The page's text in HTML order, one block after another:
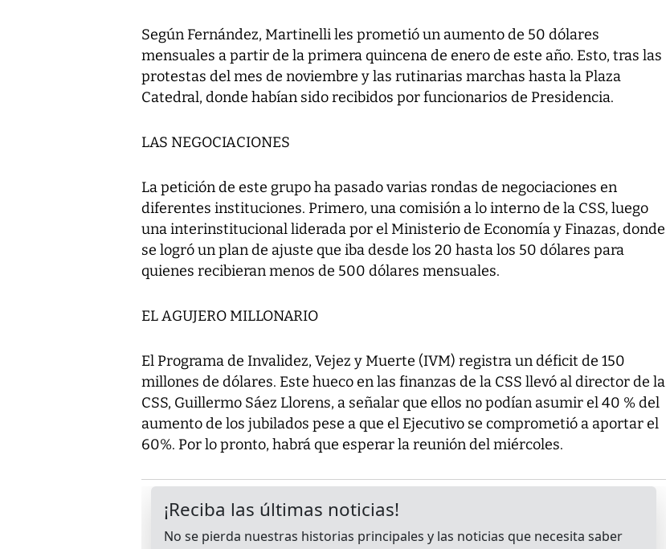
Según Fernández, Martinelli les prometió un aumento de 50 dólares
mensuales a partir de la primera quincena de enero de este año. Esto, tras las
protestas del mes de noviembre y las rutinarias marchas hasta la Plaza
Catedral, donde habían sido recibidos por funcionarios de Presidencia.
LAS NEGOCIACIONES
La petición de este grupo ha pasado varias rondas de negociaciones en
diferentes instituciones. Primero, una comisión a lo interno de la CSS, luego
una interinstitucional liderada por el Ministerio de Economía y Finazas, donde
se logró un plan de ajuste que iba desde los 20 hasta los 50 dólares para
quienes recibieran menos de 500 dólares mensuales.
EL AGUJERO MILLONARIO
El Programa de Invalidez, Vejez y Muerte (IVM) registra un déficit de 150
millones de dólares. Este hueco en las finanzas de la CSS llevó al director de la
CSS, Guillermo Sáez Llorens, a señalar que ellos no podían asumir el 40 % del
aumento de los jubilados pese a que el Ejecutivo se comprometió a aportar el
60%. Por lo pronto, habrá que esperar la reunión del miércoles.